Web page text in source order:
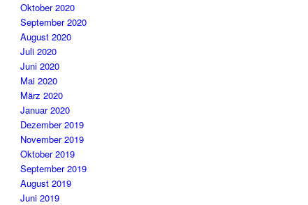
Oktober 2020
September 2020
August 2020
Juli 2020
Juni 2020
Mai 2020
März 2020
Januar 2020
Dezember 2019
November 2019
Oktober 2019
September 2019
August 2019
Juni 2019